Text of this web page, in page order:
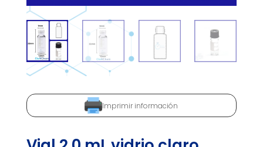
Imprimir información